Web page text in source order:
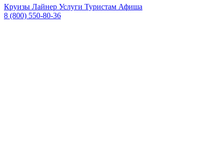
Круизы Лайнер Услуги Туристам Афиша
8 (800) 550-80-36